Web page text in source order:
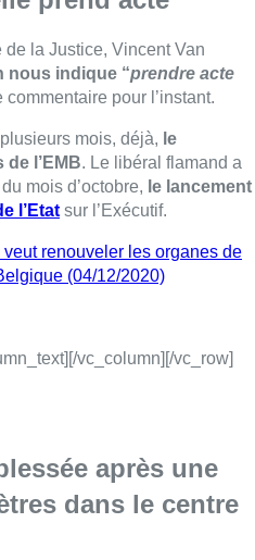
vc_column][/vc_row]
après une
dans le centre